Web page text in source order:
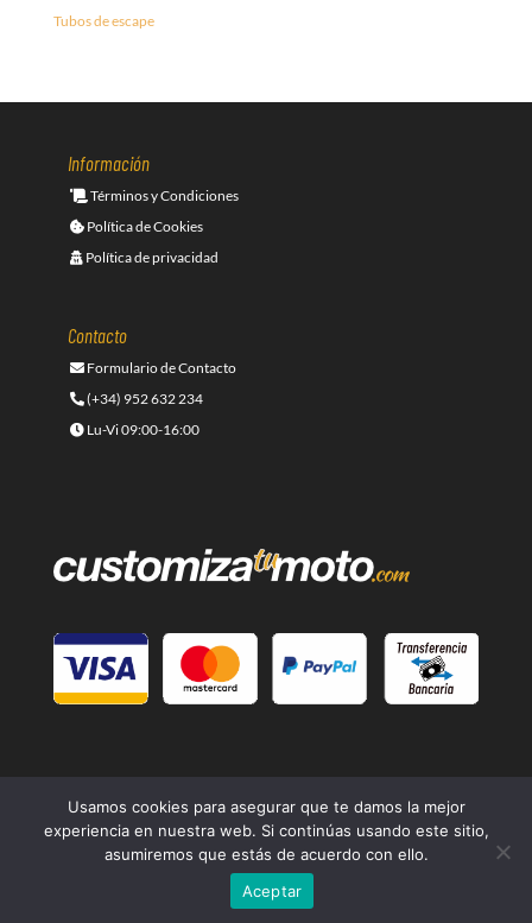
Tubos de escape
Información
Términos y Condiciones
Política de Cookies
Política de privacidad
Contacto
Formulario de Contacto
(+34) 952 632 234
Lu-Vi 09:00-16:00
Cafe Racer Moto- Una página web del grupo
| DiseñoBranding Builders
Usamos cookies para asegurar que te damos la mejor
experiencia en nuestra web. Si continúas usando este sitio,
asumiremos que estás de acuerdo con ello.
Aceptar